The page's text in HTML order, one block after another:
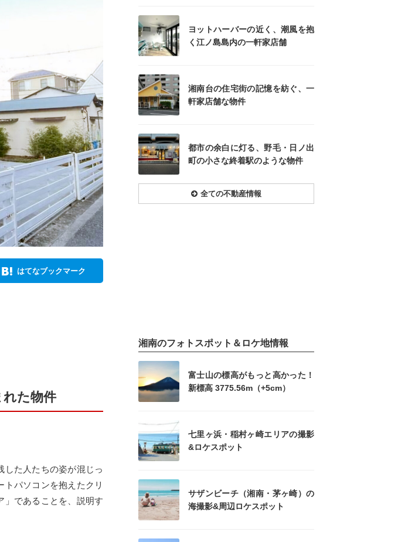
はてなブックマーク
れた物件
した人たちの姿が混じっ
パソコンを抱えたクリ
」であることを、説明す
ヨットハーバーの近く、潮風を抱
く江ノ島島内の一軒家店舗
湘南台の住宅街の記憶を紡ぐ、一
軒家店舗な物件
記事を読む
都市の余白に灯る、野毛・日ノ出
町の小さな終着駅のような物件
記事を読む
全ての不動産情報
湘南のフォトスポット＆ロケ地情報
富士山の標高がもっと高かった！
新標高 3775.56m（+5cm）
七里ヶ浜・稲村ヶ崎エリアの撮影
&ロケスポット
サザンビーチ（湘南・茅ヶ崎）の
海撮影&周辺ロケスポット